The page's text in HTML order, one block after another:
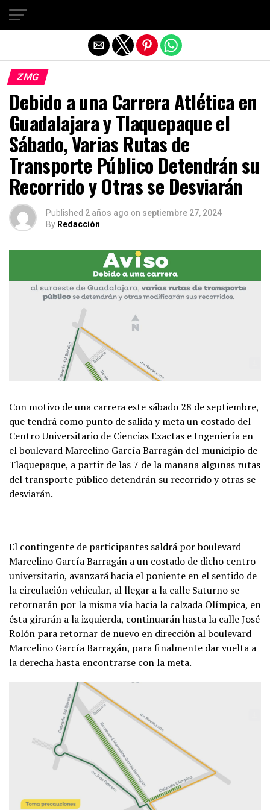
ZMG
Debido a una Carrera Atlética en
Guadalajara y Tlaquepaque el
Sábado, Varias Rutas de
Transporte Público Detendrán su
Recorrido y Otras se Desviarán
Published 2 años ago on septiembre 27, 2024
By Redacción
Con motivo de una carrera este sábado 28 de septiembre,
que tendrá como punto de salida y meta un costado del
Centro Universitario de Ciencias Exactas e Ingeniería en
el boulevard Marcelino García Barragán del municipio de
Tlaquepaque, a partir de las 7 de la mañana algunas rutas
del transporte público detendrán su recorrido y otras se
desviarán.
El contingente de participantes saldrá por boulevard
Marcelino García Barragán a un costado de dicho centro
universitario, avanzará hacia el poniente en el sentido de
la circulación vehicular, al llegar a la calle Saturno se
retornarán por la misma vía hacia la calzada Olímpica, en
ésta girarán a la izquierda, continuarán hasta la calle José
Rolón para retornar de nuevo en dirección al boulevard
Marcelino García Barragán, para finalmente dar vuelta a
la derecha hasta encontrarse con la meta.